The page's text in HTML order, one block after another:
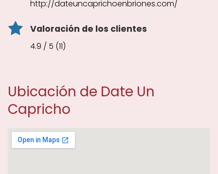
http://dateuncaprichoenbriones.com/
Valoración de los clientes
4.9 / 5 (11)
Ubicación de Date Un
Capricho